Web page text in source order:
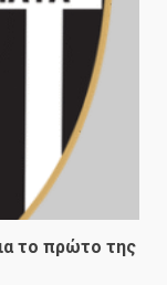
το πρώτο της